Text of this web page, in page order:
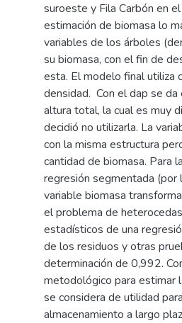
suroeste y Fila Carbón en
estimación de biomasa lo
variables de los árboles
su biomasa, con el fin de
esta. El modelo final utiliza
densidad. Con el dap se
altura total, la cual es muy
decidió no utilizarla. La
con la misma estructura
cantidad de biomasa. Para
regresión segmentada (por
variable biomasa
el problema de
estadísticos de una
de los residuos y otras
determinación de 0,992.
metodológico para estimar
se considera de utilidad
almacenamiento a largo